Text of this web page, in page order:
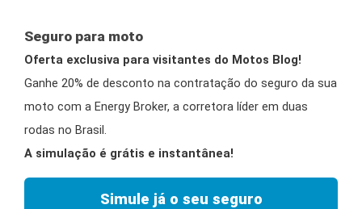
Seguro para moto
Oferta exclusiva para visitantes do Motos Blog!
Ganhe 20% de desconto na contratação do seguro da sua
moto com a Energy Broker, a corretora líder em duas
rodas no Brasil.
A simulação é grátis e instantânea!
Simule já o seu seguro